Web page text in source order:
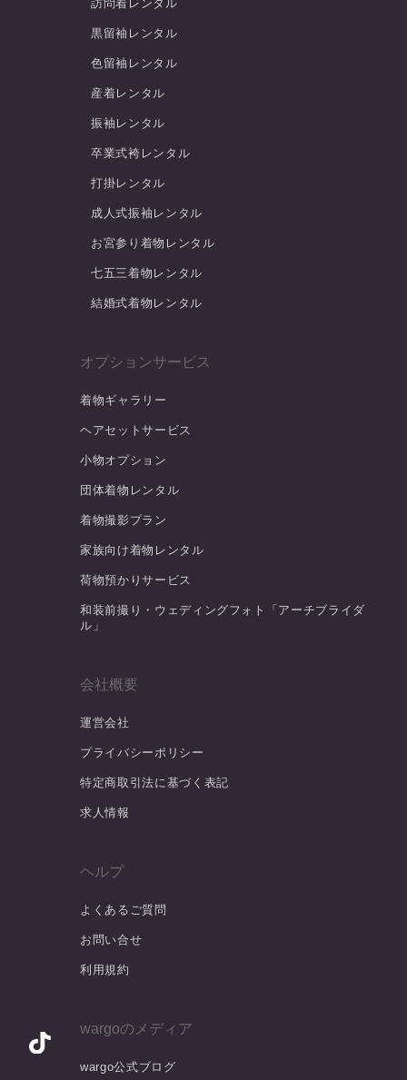
訪問着レンタル
黒留袖レンタル
色留袖レンタル
産着レンタル
振袖レンタル
卒業式袴レンタル
打掛レンタル
成人式振袖レンタル
お宮参り着物レンタル
七五三着物レンタル
結婚式着物レンタル
オプションサービス
着物ギャラリー
ヘアセットサービス
小物オプション
団体着物レンタル
着物撮影プラン
家族向け着物レンタル
荷物預かりサービス
和装前撮り・ウェディングフォト「アーチブライダ
ル」
会社概要
運営会社
プライバシーポリシー
特定商取引法に基づく表記
求人情報
ヘルプ
よくあるご質問
お問い合せ
利用規約
wargoのメディア
wargo公式ブログ